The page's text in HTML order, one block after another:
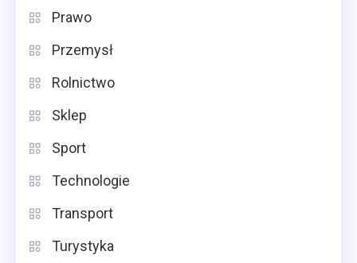
Prawo
Przemysł
Rolnictwo
Sklep
Sport
Technologie
Transport
Turystyka